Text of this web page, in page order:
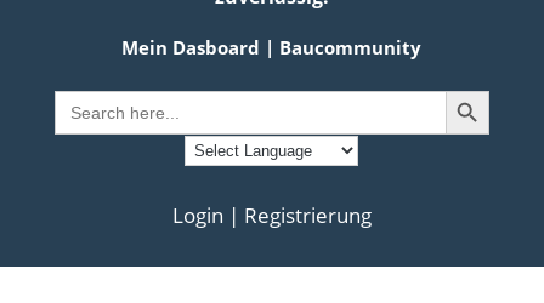
Mein Dasboard | Baucommunity
Search
for:
Search Button
Login | Registrierung